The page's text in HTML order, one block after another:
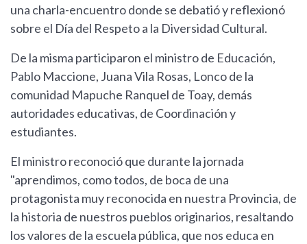
una charla-encuentro donde se debatió y reflexionó
sobre el Día del Respeto a la Diversidad Cultural.
De la misma participaron el ministro de Educación,
Pablo Maccione, Juana Vila Rosas, Lonco de la
comunidad Mapuche Ranquel de Toay, demás
autoridades educativas, de Coordinación y
estudiantes.
El ministro reconoció que durante la jornada
"aprendimos, como todos, de boca de una
protagonista muy reconocida en nuestra Provincia, de
la historia de nuestros pueblos originarios, resaltando
los valores de la escuela pública, que nos educa en